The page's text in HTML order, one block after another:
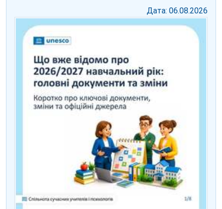
Дата: 06.08.2026